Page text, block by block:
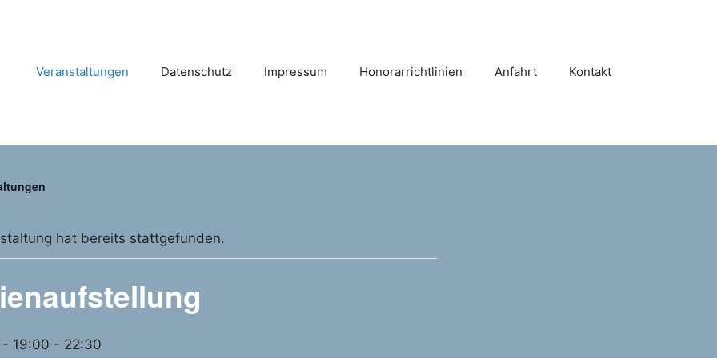
Veranstaltungen Datenschutz Impressum Honorarrichtlinien Anfahrt Kontakt
hat bereits stattgefunden.
19:00 - 22:30